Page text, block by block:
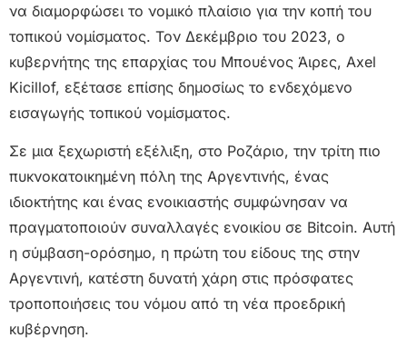
να διαμορφώσει το νομικό πλαίσιο για την κοπή του
τοπικού νομίσματος. Τον Δεκέμβριο του 2023, ο
κυβερνήτης της επαρχίας του Μπουένος Άιρες, Axel
Kicillof, εξέτασε επίσης δημοσίως το ενδεχόμενο
εισαγωγής τοπικού νομίσματος.
Σε μια ξεχωριστή εξέλιξη, στο Ροζάριο, την τρίτη πιο
πυκνοκατοικημένη πόλη της Αργεντινής, ένας
ιδιοκτήτης και ένας ενοικιαστής συμφώνησαν να
πραγματοποιούν συναλλαγές ενοικίου σε Bitcoin. Αυτή
η σύμβαση-ορόσημο, η πρώτη του είδους της στην
Αργεντινή, κατέστη δυνατή χάρη στις πρόσφατες
τροποποιήσεις του νόμου από τη νέα προεδρική
κυβέρνηση.